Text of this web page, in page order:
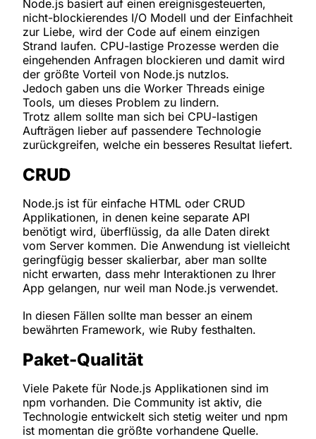
Node.js basiert auf einen ereignisgesteuerten,
nicht-blockierendes I/O Modell und der Einfachheit
zur Liebe, wird der Code auf einem einzigen
Strand laufen. CPU-lastige Prozesse werden die
eingehenden Anfragen blockieren und damit wird
der größte Vorteil von Node.js nutzlos.
Jedoch gaben uns die Worker Threads einige
Tools, um dieses Problem zu lindern.
Trotz allem sollte man sich bei CPU-lastigen
Aufträgen lieber auf passendere Technologie
zurückgreifen, welche ein besseres Resultat liefert.
CRUD
Node.js ist für einfache HTML oder CRUD
Applikationen, in denen keine separate API
benötigt wird, überflüssig, da alle Daten direkt
vom Server kommen. Die Anwendung ist vielleicht
geringfügig besser skalierbar, aber man sollte
nicht erwarten, dass mehr Interaktionen zu Ihrer
App gelangen, nur weil man Node.js verwendet.
In diesen Fällen sollte man besser an einem
bewährten Framework, wie Ruby festhalten.
Paket-Qualität
Viele Pakete für Node.js Applikationen sind im
npm vorhanden. Die Community ist aktiv, die
Technologie entwickelt sich stetig weiter und npm
ist momentan die größte vorhandene Quelle.